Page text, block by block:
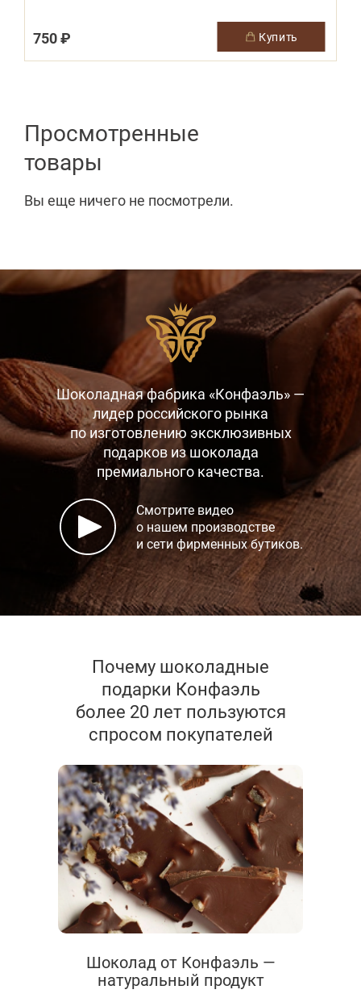
750 ₽ купить
Просмотренные
товары
Вы еще ничего не посмотрели.
Шоколадная фабрика «Конфаэль» —
лидер российского рынка
по изготовлению эксклюзивных
подарков из шоколада
премиального качества.
Смотрите видео
о нашем производстве
и сети фирменных бутиков.
Почему шоколадные
подарки Конфаэль
более 20 лет пользуются
спросом покупателей
Шоколад от Конфаэль —
натуральный продукт